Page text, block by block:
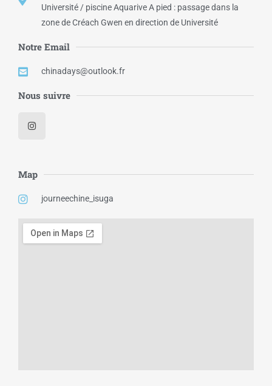
Université / piscine Aquarive A pied : passage dans la
zone de Créach Gwen en direction de Université
Notre Email
chinadays@outlook.fr
Nous suivre
Map
journeechine_isuga